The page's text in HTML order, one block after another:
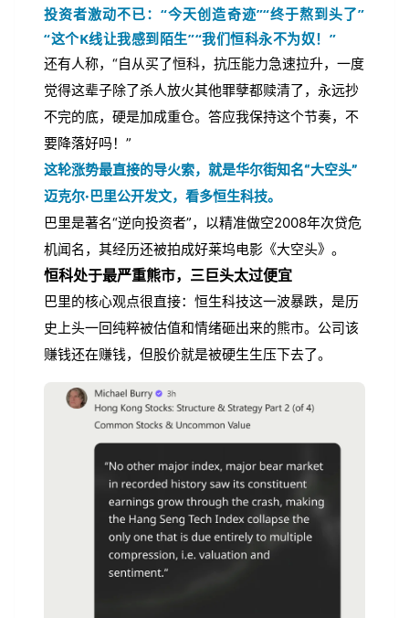
投资者激动不已：“今天创造奇迹”“终于熬到头了”
“这个K线让我感到陌生”“我们恒科永不为奴！”
还有人称，“自从买了恒科，抗压能力急速拉升，一度
觉得这辈子除了杀人放火其他罪孽都赎清了，永远抄
不完的底，硬是加成重仓。答应我保持这个节奏，不
要降落好吗！”
这轮涨势最直接的导火索，就是华尔街知名“大空头”
迈克尔·巴里公开发文，看多恒生科技。
巴里是著名“逆向投资者”，以精准做空2008年次贷危
机闻名，其经历还被拍成好莱坞电影《大空头》。
恒科处于最严重熊市，三巨头太过便宜
巴里的核心观点很直接：恒生科技这一波暴跌，是历
史上头一回纯粹被估值和情绪砸出来的熊市。公司该
赚钱还在赚钱，但股价就是被硬生生压下去了。